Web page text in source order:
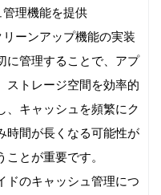
理機能を提供
ーンアップ機能の実装
に管理することで、アプ
ストレージ空間を効率的
、キャッシュを頻繁にク
時間が長くなる可能性が
とが重要です。
ドのキャッシュ管理につ